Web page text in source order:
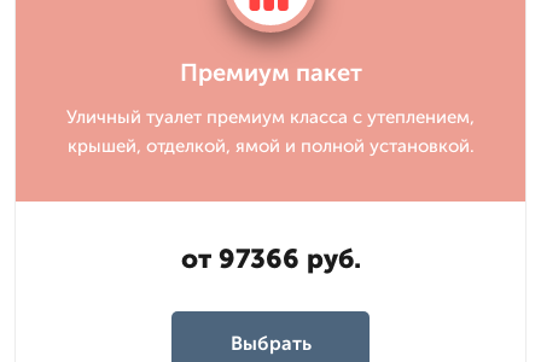
Премиум пакет
Уличный туалет премиум класса с утеплением,
крышей, отделкой, ямой и полной установкой.
от 97366 руб.
Выбрать